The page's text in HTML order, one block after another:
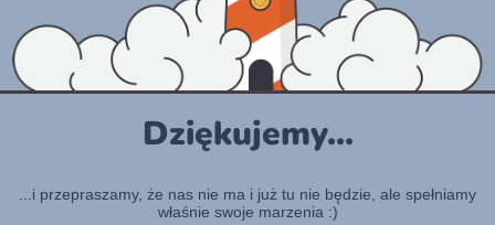
Dziękujemy...
...i przepraszamy, że nas nie ma i już tu nie będzie, ale spełniamy
właśnie swoje marzenia :)